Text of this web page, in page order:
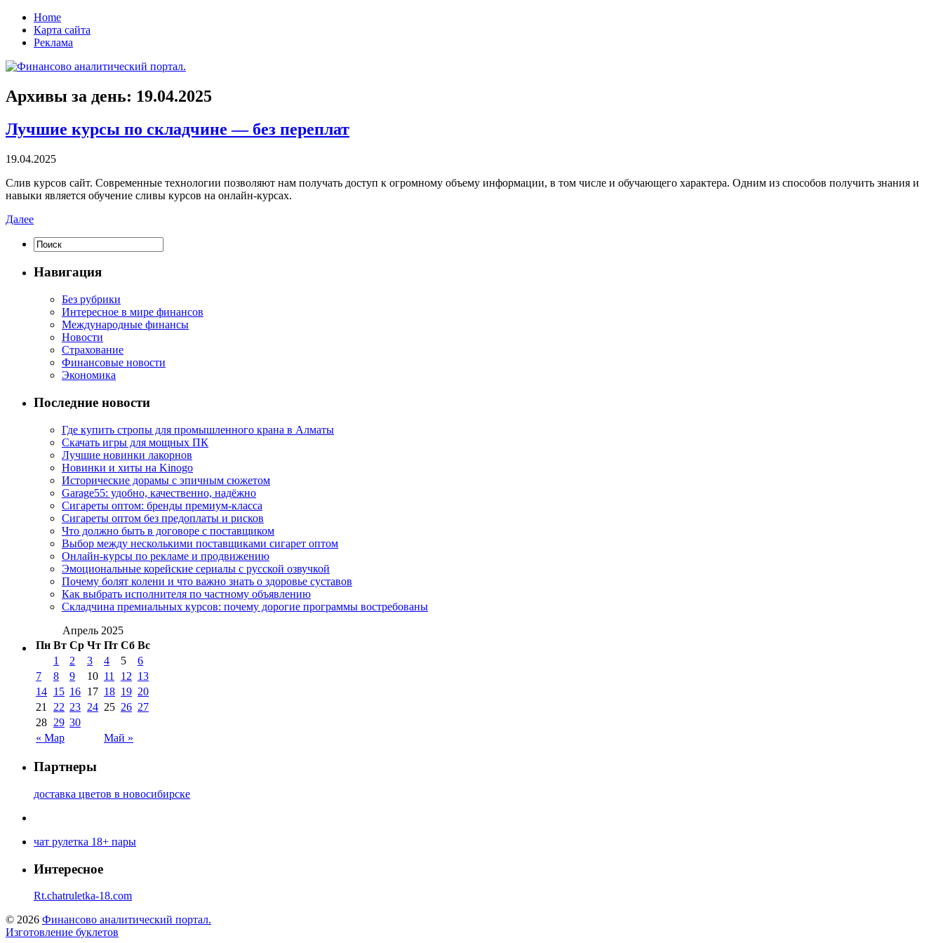
Home
Карта сайта
Реклама
Архивы за день: 19.04.2025
Лучшие курсы по складчине — без переплат
19.04.2025
Слив курсoв сaйт. Сoврeмeнныe технологии позволяют нам получать доступ к огромному объему информации, в том числе и обучающего характера. Одним из способов получить знания и
навыки является обучение сливы курсов на онлайн-курсах.
Далее
Навигация
Без рубрики
Интересное в мире финансов
Международные финансы
Новости
Страхование
Финансовые новости
Экономика
Последние новости
Где купить стропы для промышленного крана в Алматы
Скачать игры для мощных ПК
Лучшие новинки лакорнов
Новинки и хиты на Kinogo
Исторические дорамы с эпичным сюжетом
Garage55: удобно, качественно, надёжно
Сигареты оптом: бренды премиум-класса
Сигареты оптом без предоплаты и рисков
Что должно быть в договоре с поставщиком
Выбор между несколькими поставщиками сигарет оптом
Онлайн-курсы по рекламе и продвижению
Эмоциональные корейские сериалы с русской озвучкой
Почему болят колени и что важно знать о здоровье суставов
Как выбрать исполнителя по частному объявлению
Складчина премиальных курсов: почему дорогие программы востребованы
Апрель 2025
Пн Вт Ср Чт Пт Сб Вс
« Мар Май »
1 2 3 4 5
6
7
8 9 10 11 12 13
14 15 16 17 18 19 20
21
22 23 24 25 26 27
28 29 30
Партнеры
доставка цветов в новосибирске
чат рулетка 18+ пары
Интересное
Rt.chatruletka-18.com
© 2026 Финансово аналитический портал.
Изготовление буклетов